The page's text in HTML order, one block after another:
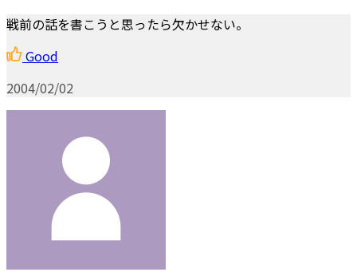
戦前の話を書こうと思ったら欠かせない。
Good
2004/02/02